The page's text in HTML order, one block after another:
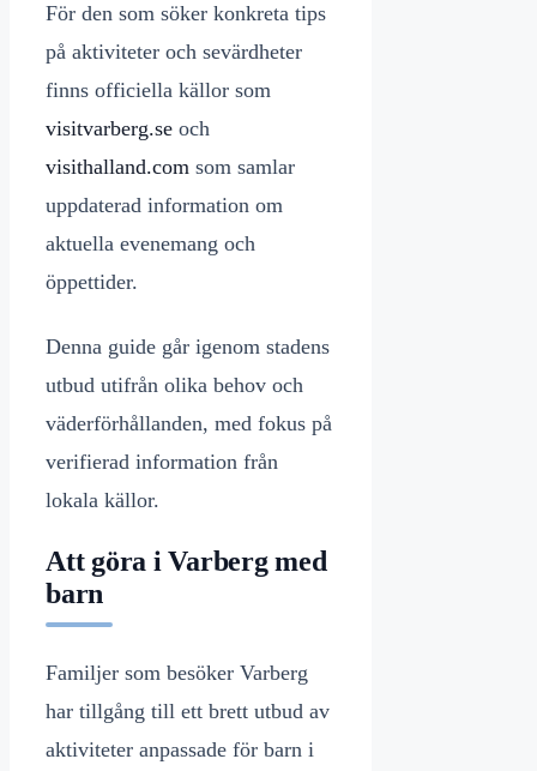
För den som söker konkreta tips
på aktiviteter och sevärdheter
finns officiella källor som
visitvarberg.se och
visithalland.com som samlar
uppdaterad information om
aktuella evenemang och
öppettider.
Denna guide går igenom stadens
utbud utifrån olika behov och
väderförhållanden, med fokus på
verifierad information från
lokala källor.
Att göra i Varberg med
barn
Familjer som besöker Varberg
har tillgång till ett brett utbud av
aktiviteter anpassade för barn i